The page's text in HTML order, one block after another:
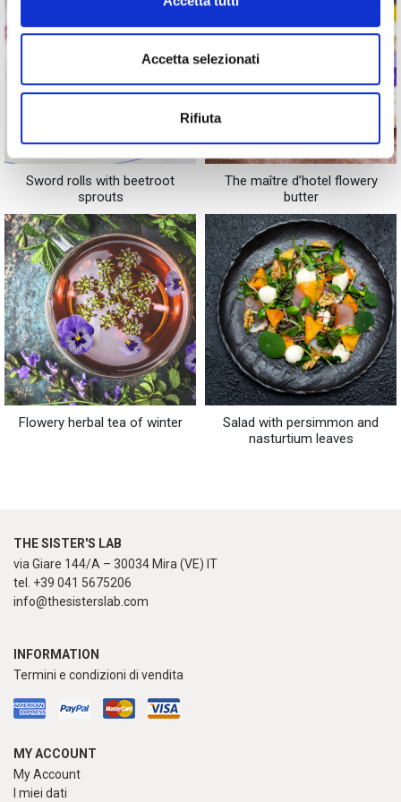
Accetta selezionati
Rifiuta
Sword rolls with beetroot
sprouts
The maître d’hotel flowery
butter
Flowery herbal tea of winter
Salad with persimmon and
nasturtium leaves
THE SISTER'S LAB
via Giare 144/A – 30034 Mira (VE) IT
tel. +39 041 5675206
info@thesisterslab.com
INFORMATION
Termini e condizioni di vendita
MY ACCOUNT
My Account
I miei dati